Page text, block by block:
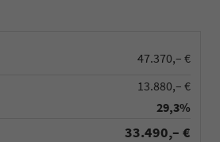
47.370,– €
13.880,– €
29,3%
33.490,– €